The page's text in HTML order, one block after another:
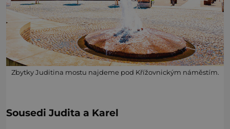
Zbytky Juditina mostu najdeme pod Křížovnickým náměstím.
Sousedi Judita a Karel